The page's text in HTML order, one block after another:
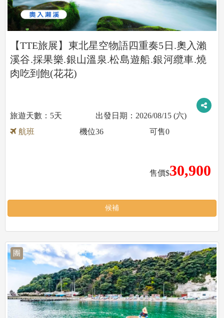
【TTE旅展】東北星空物語四重奏5日.奧入瀨
溪谷.採果樂.銀山溫泉.松島遊船.銀河纜車.燒
肉吃到飽(花花)
5天
2026/08/15 (六)
航班
售價$30,900
機位36 可售0
候補
團